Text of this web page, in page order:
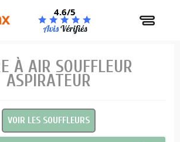
4.6/5
À AIR SOUFFLEUR
ASPIRATEUR
VOIR LES SOUFFLEURS
des cookies